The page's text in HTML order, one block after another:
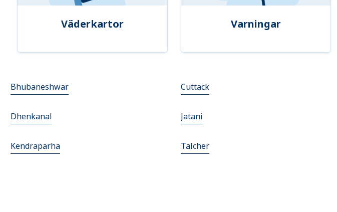
Väderkartor Varningar
Bhubaneshwar Cuttack
Dhenkanal Jatani
Kendraparha Talcher